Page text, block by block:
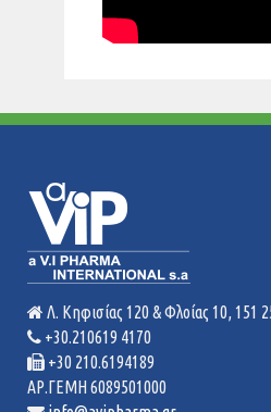
Λ. Κηφισίας 120 & Φλοίας 10, 151
+30.210619 4170
+30 210.6194189
ΑΡ.ΓΕΜΗ 6089501000